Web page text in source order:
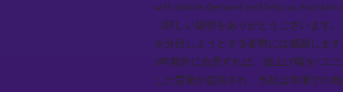
with stable demand and help us maintain
（詳しい説明をありがとうございます
を分担しようとする姿勢には感謝しま
3年契約に合意すれば、値上げ幅を1ユ
した需要が提供され、当社は市場での地